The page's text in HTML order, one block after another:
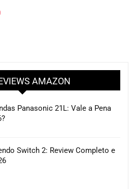
AMAZON
Panasonic 21L: Vale a Pena
Switch 2: Review Completo e